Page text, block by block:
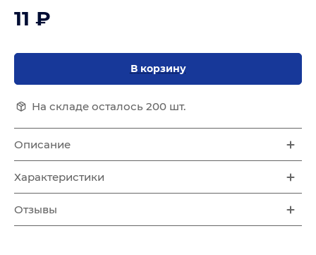
11 ₽
В корзину
На складе осталось 200 шт.
Описание
Характеристики
Отзывы